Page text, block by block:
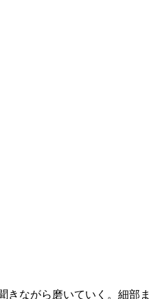
ながら磨いていく。細部